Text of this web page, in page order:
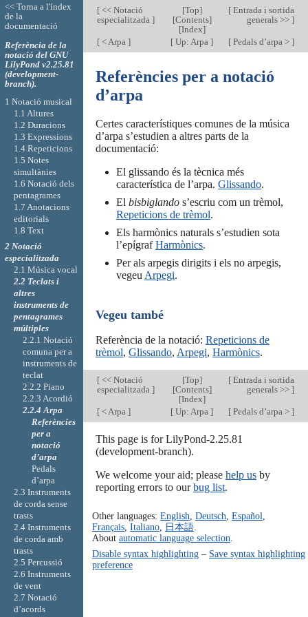
[<< Notació
especialitzada ]
[Top]
[Contents]
[Index]
[Entrada i sortida
generals >> ]
[< Arpa ] [ Up: Arpa] [Pedals d’arpa > ]
Referències per a notació
d’arpa
Certes característiques comunes de la música
d’arpa s’estudien a altres parts de la
documentació:
El glissando és la tècnica més
característica de l’arpa. Glissando.
El bisbiglandos’escriu com un trèmol,
Repeticions de trèmol.
Els harmònics naturals s’estudien sota
l’epígrafHarmònics.
Per als arpegis dirigits i els no arpegis,
vegeu Arpegi.
Vegeu també
Referència de la notació: Repeticions de
trèmol, Glissando, Arpegi, Harmònics.
[<< Notació
especialitzada ]
[Top]
[Contents]
[Index]
[Entrada i sortida
generals >> ]
[< Arpa ] [ Up: Arpa] [Pedals d’arpa > ]
This page is for LilyPond-2.25.81
(development-branch).
We welcome your aid; please help usby
reporting errors to ourbug list.
Other languages: English Deutsch Español
Français, Italiano, 日本語.
About automatic language selection
Disable syntax highlighting– Save syntax highlighting
preference
<< Torna a l'índex
de la
documentació
Referència de la
notació del GNU
LilyPond v2.25.81
(development-
branch).
1 Notació musical
1.1 Altures
1.2 Duracions
1.3 Expressions
1.4 Repeticions
1.5 Notes
simultànies
1.6 Notació dels
pentagrames
1.7 Anotacions
editorials
1.8 Text
2 Notació
especialitzada
2.1 Música vocal
2.2 Teclats i
altres
instruments de
pentagrames
múltiples
2.2.1 Notació
comuna per a
instruments de
teclat
2.2.2 Piano
2.2.3 Acordió
2.2.4 Arpa
Referències
per a
notació
d’arpa
Pedals
d’arpa
2.3 Instruments
de corda sense
trasts
2.4 Instruments
de corda amb
trasts
2.5 Percussió
2.6 Instruments
de vent
2.7 Notació
d’acords